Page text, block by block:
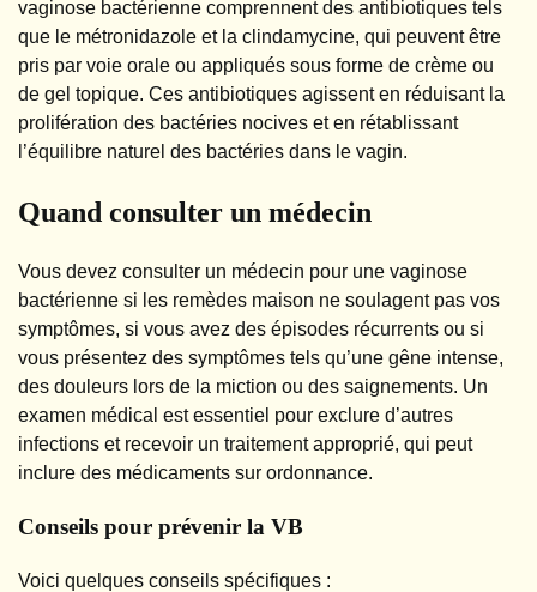
vaginose bactérienne comprennent des antibiotiques tels
que le métronidazole et la clindamycine, qui peuvent être
pris par voie orale ou appliqués sous forme de crème ou
de gel topique. Ces antibiotiques agissent en réduisant la
prolifération des bactéries nocives et en rétablissant
l’équilibre naturel des bactéries dans le vagin.
Quand consulter un médecin
Vous devez consulter un médecin pour une vaginose
bactérienne si les remèdes maison ne soulagent pas vos
symptômes, si vous avez des épisodes récurrents ou si
vous présentez des symptômes tels qu’une gêne intense,
des douleurs lors de la miction ou des saignements. Un
examen médical est essentiel pour exclure d’autres
infections et recevoir un traitement approprié, qui peut
inclure des médicaments sur ordonnance.
Conseils pour prévenir la VB
Voici quelques conseils spécifiques :